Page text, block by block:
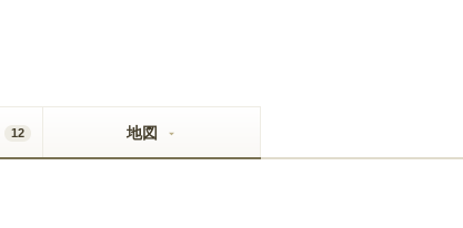
12 地図